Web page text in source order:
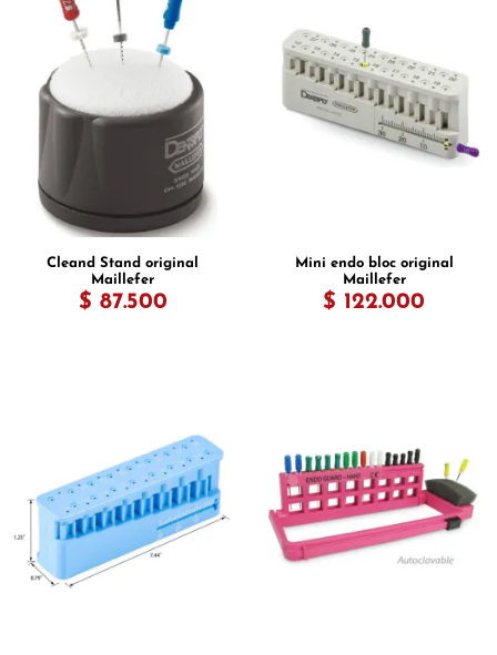
Cleand Stand original
Maillefer
$ 87.500
Mini endo bloc original
Maillefer
$ 122.000